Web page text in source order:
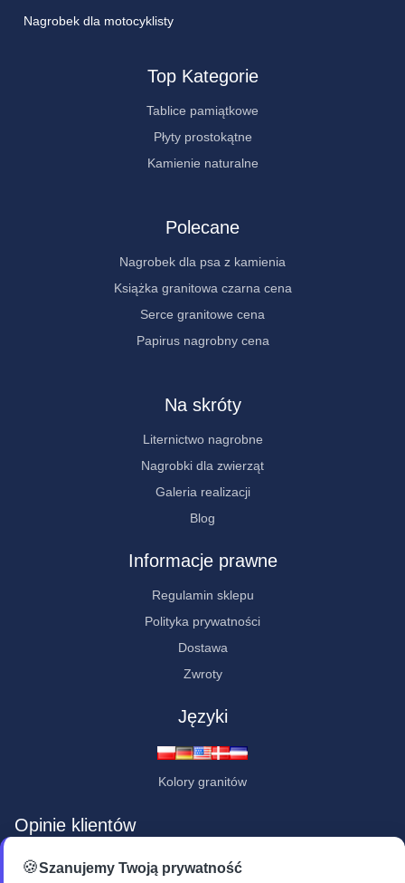
Nagrobek dla motocyklisty
Top Kategorie
Tablice pamiątkowe
Płyty prostokątne
Kamienie naturalne
Polecane
Nagrobek dla psa z kamienia
Książka granitowa czarna cena
Serce granitowe cena
Papirus nagrobny cena
Na skróty
Liternictwo nagrobne
Nagrobki dla zwierząt
Galeria realizacji
Blog
Informacje prawne
Regulamin sklepu
Polityka prywatności
Dostawa
Zwroty
Języki
Kolory granitów
Opinie klientów
★★★★★
🍪Szanujemy Twoją prywatność